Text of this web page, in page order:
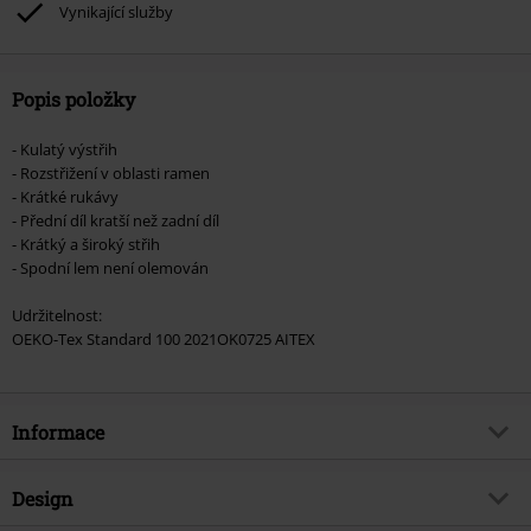
Vynikající služby
Popis položky
- Kulatý výstřih
- Rozstřižení v oblasti ramen
- Krátké rukávy
- Přední díl kratší než zadní díl
- Krátký a široký střih
- Spodní lem není olemován
Udržitelnost:
OEKO-Tex Standard 100 2021OK0725 AITEX
Informace
Zboží č.
Design